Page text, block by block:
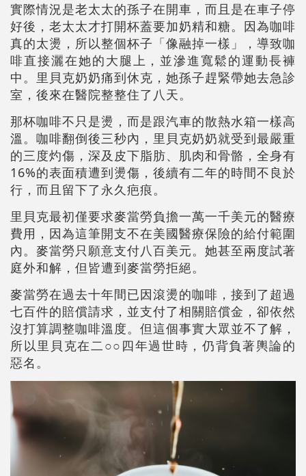
實際情況是老太太的孫子在開車，而且是在車子停
好後，老太太才打開杯蓋要加奶精和糖。因為咖啡
真的太燙，所以整個杯子「像融掉一樣」，導致咖
啡直接灑在她的大腿上，並滲進寬鬆的運動長褲
中。里貝克奶奶痛到休克，她孫子趕緊帶她去急診
室，後來在醫院整整住了八天。
那杯咖啡不只是燙，而是跟汽車的散熱水箱一樣高
溫。咖啡翻倒後三秒內，里貝克奶奶就受到最嚴重
的三度灼傷，深及皮下脂肪、肌肉和骨骼，全身有
16%的表面積遭到燙傷，後續有二年的時間不良於
行，而且留下了永久疤痕。
里貝克最初僅要求麥當勞負擔一萬一千美元的醫療
費用，因為這筆開支不在美國醫療保險的給付範圍
內。麥當勞只願意支付八百美元。她甚至兩度試著
庭外和解，但皆遭到麥當勞拒絕。
麥當勞在過去十年間已因滾燙的咖啡，接到了超過
七百件的賠償請求，並支付了相關賠償金，卻依然
沒打算調整咖啡溫度。但這個事實大眾並不了解，
所以里貝克在二○○四年過世時，仍背負著輿論的
惡名。